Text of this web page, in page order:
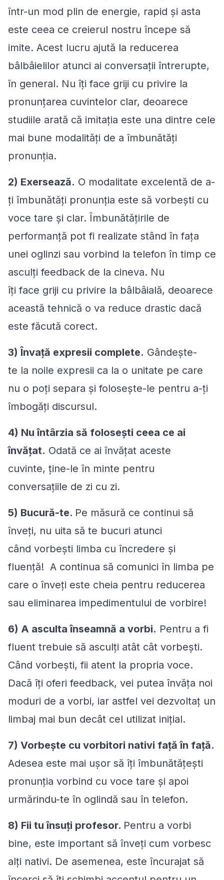
într-un mod plin de energie, rapid și asta
este ceea ce creierul nostru începe să
imite. Acest lucru ajută la reducerea
bâlbâielilor atunci ai conversații întrerupte,
în general. Nu îți face griji cu privire la
pronunțarea cuvintelor clar, deoarece
studiile arată că imitația este una dintre cele
mai bune modalități de a îmbunătăți
pronunția.
2) Exersează. O modalitate excelentă de a-
ți îmbunătăți pronunția este să vorbești cu
voce tare și clar. Îmbunătățirile de
performanță pot fi realizate stând în fața
unei oglinzi sau vorbind la telefon în timp ce
asculți feedback de la cineva. Nu
îți face griji cu privire la bâlbâială, deoarece
această tehnică o va reduce drastic dacă
este făcută corect.
3) Învață expresii complete. Gândește-
te la noile expresii ca la o unitate pe care
nu o poți separa și folosește-le pentru a-ți
îmbogăți discursul.
4) Nu întârzia să folosești ceea ce ai
învățat. Odată ce ai învățat aceste
cuvinte, ține-le în minte pentru
conversațiile de zi cu zi.
5) Bucură-te. Pe măsură ce continui să
înveți, nu uita să te bucuri atunci
când vorbești limba cu încredere și
fluență! A continua să comunici în limba pe
care o înveți este cheia pentru reducerea
sau eliminarea impedimentului de vorbire!
6) A asculta înseamnă a vorbi. Pentru a fi
fluent trebuie să asculți atât cât vorbești.
Când vorbești, fii atent la propria voce.
Dacă îți oferi feedback, vei putea învăța noi
moduri de a vorbi, iar astfel vei dezvoltaț un
limbaj mai bun decât cel utilizat inițial.
7) Vorbește cu vorbitori nativi față în față.
Adesea este mai ușor să îți îmbunătățești
pronunția vorbind cu voce tare și apoi
urmărindu-te în oglindă sau în telefon.
8) Fii tu însuți profesor. Pentru a vorbi
bine, este important să înveți cum vorbesc
alți nativi. De asemenea, este încurajat să